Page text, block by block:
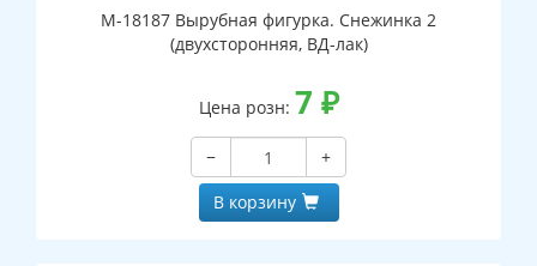
М-18187 Вырубная фигурка. Снежинка 2
(двухсторонняя, ВД-лак)
Цена розн: 7 ₽
−
+
В корзину